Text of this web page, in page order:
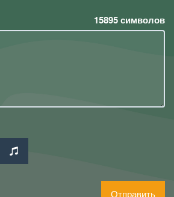
15895символов
Отправить